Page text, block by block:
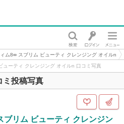
ム8∞ スブリム ビューティ クレンジング オイルn
ーティ クレンジング オイルn 口コミ写真
ミ投稿写真
ブリム ビューティ クレンジン